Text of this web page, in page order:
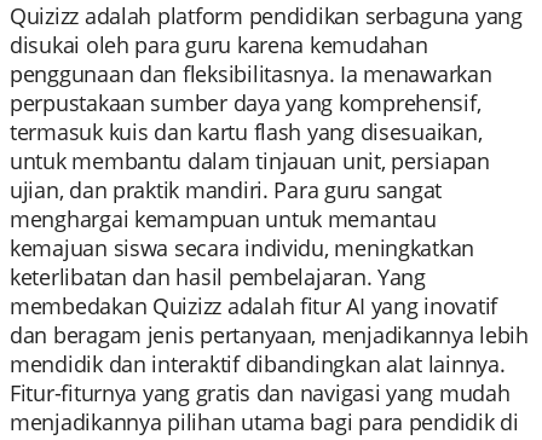
Quizizz adalah platform pendidikan serbaguna yang
disukai oleh para guru karena kemudahan
penggunaan dan fleksibilitasnya. Ia menawarkan
perpustakaan sumber daya yang komprehensif,
termasuk kuis dan kartu flash yang disesuaikan,
untuk membantu dalam tinjauan unit, persiapan
ujian, dan praktik mandiri. Para guru sangat
menghargai kemampuan untuk memantau
kemajuan siswa secara individu, meningkatkan
keterlibatan dan hasil pembelajaran. Yang
membedakan Quizizz adalah fitur AI yang inovatif
dan beragam jenis pertanyaan, menjadikannya lebih
mendidik dan interaktif dibandingkan alat lainnya.
Fitur-fiturnya yang gratis dan navigasi yang mudah
menjadikannya pilihan utama bagi para pendidik di